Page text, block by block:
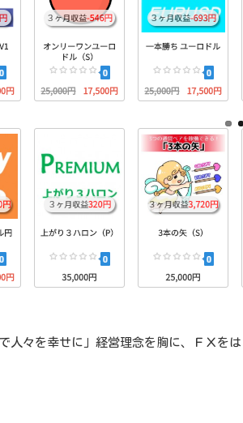
で人々を幸せに」経営理念を胸に、ＦＸを